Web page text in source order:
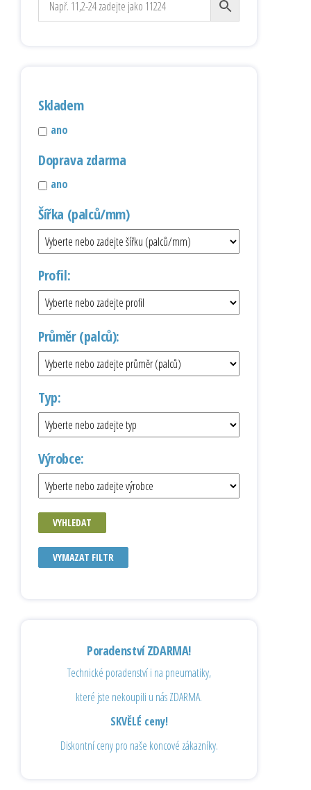
Skladem
ano
Doprava zdarma
ano
Šířka (palců/mm)
Profil:
Průměr (palců):
Typ:
Výrobce:
VYHLEDAT
VYMAZAT FILTR
Poradenství ZDARMA!
Technické poradenství i na pneumatiky,
které jste nekoupili u nás ZDARMA.
SKVĚLÉ ceny!
Diskontní ceny pro naše koncové zákazníky.